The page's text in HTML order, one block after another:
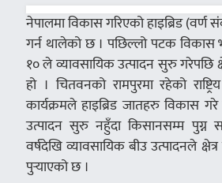
नेपालमा विकास गरिएको हाइब्रिड (वर्ण
गर्न थालेको छ । पछिल्लो पटक विकास
१० ले व्यावसायिक उत्पादन सुरु गरेपछि
हो । चितवनको रामपुरमा रहेको
कार्यक्रमले हाइब्रिड जातहरु विकास
उत्पादन सुरु नहुँदा किसानसम्म
वर्षदेखि व्यावसायिक बीउ उत्पादनले
पुर्‍याएको छ ।